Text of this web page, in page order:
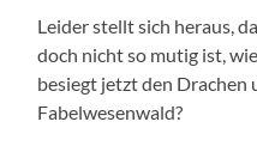
Leider stellt sich heraus,
doch nicht so mutig ist,
besiegt jetzt den Drachen
Fabelwesenwald?